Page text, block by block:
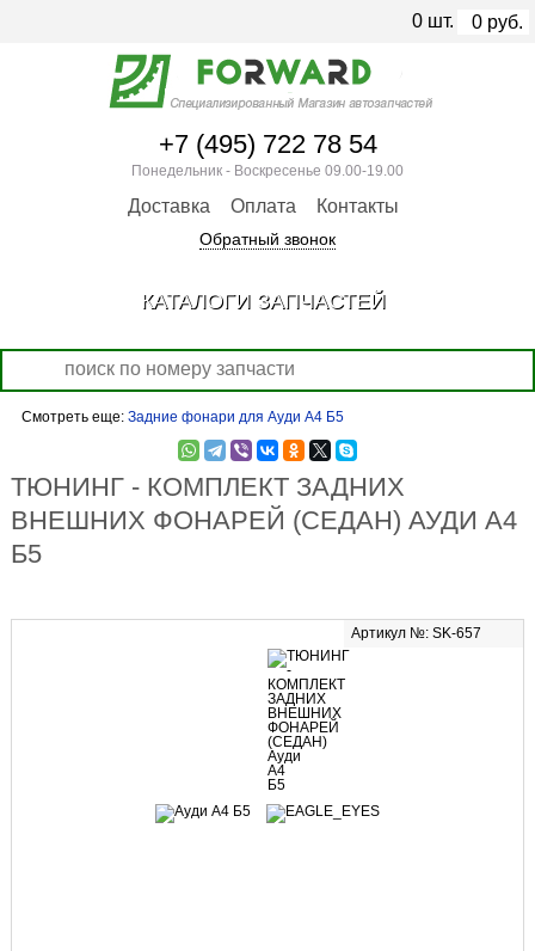
Смотреть еще: Задние фонари для Ауди А4 Б5
ТЮНИНГ - КОМПЛЕКТ ЗАДНИХ
ВНЕШНИХ ФОНАРЕЙ (СЕДАН) АУДИ А4
Б5
Артикул №: SK-657
+7 (495) 722 78 54
Понедельник - Воскресенье 09.00-19.00
Доставка Оплата Контакты
Обратный звонок
0 шт. 0 руб.
КАТАЛОГИ ЗАПЧАСТЕЙ